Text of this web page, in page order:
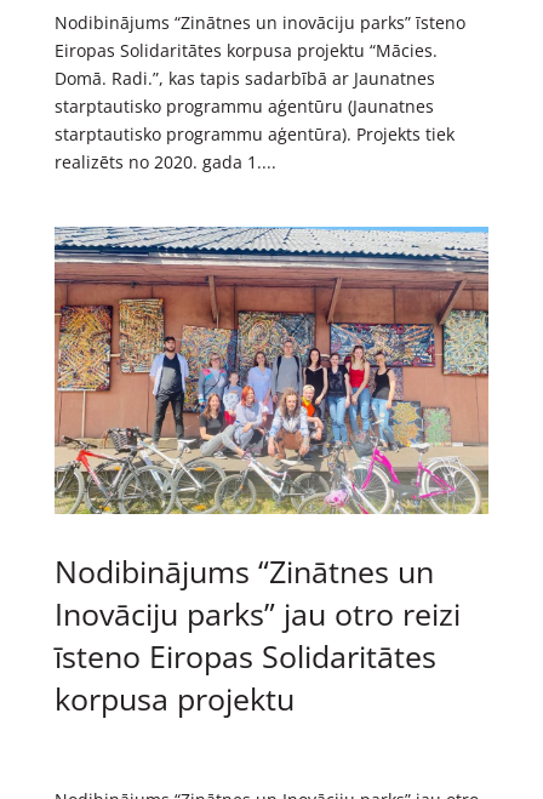
Nodibinājums “Zinātnes un inovāciju parks” īsteno
Eiropas Solidaritātes korpusa projektu “Mācies.
Domā. Radi.”, kas tapis sadarbībā ar Jaunatnes
starptautisko programmu aģentūru (Jaunatnes
starptautisko programmu aģentūra). Projekts tiek
realizēts no 2020. gada 1....
Nodibinājums “Zinātnes un
Inovāciju parks” jau otro reizi
īsteno Eiropas Solidaritātes
korpusa projektu